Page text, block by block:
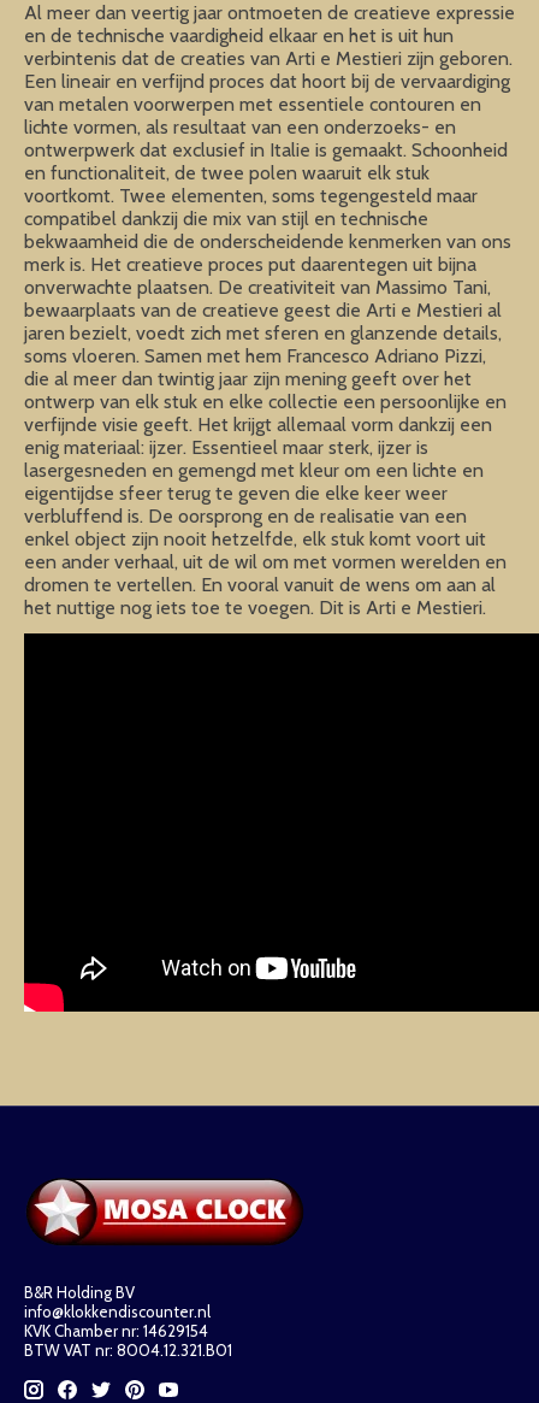
Al meer dan veertig jaar ontmoeten de creatieve expressie
en de technische vaardigheid elkaar en het is uit hun
verbintenis dat de creaties van Arti e Mestieri zijn geboren.
Een lineair en verfijnd proces dat hoort bij de vervaardiging
van metalen voorwerpen met essentiele contouren en
lichte vormen, als resultaat van een onderzoeks- en
ontwerpwerk dat exclusief in Italie is gemaakt. Schoonheid
en functionaliteit, de twee polen waaruit elk stuk
voortkomt. Twee elementen, soms tegengesteld maar
compatibel dankzij die mix van stijl en technische
bekwaamheid die de onderscheidende kenmerken van ons
merk is. Het creatieve proces put daarentegen uit bijna
onverwachte plaatsen. De creativiteit van Massimo Tani,
bewaarplaats van de creatieve geest die Arti e Mestieri al
jaren bezielt, voedt zich met sferen en glanzende details,
soms vloeren. Samen met hem Francesco Adriano Pizzi,
die al meer dan twintig jaar zijn mening geeft over het
ontwerp van elk stuk en elke collectie een persoonlijke en
verfijnde visie geeft. Het krijgt allemaal vorm dankzij een
enig materiaal: ijzer. Essentieel maar sterk, ijzer is
lasergesneden en gemengd met kleur om een lichte en
eigentijdse sfeer terug te geven die elke keer weer
verbluffend is. De oorsprong en de realisatie van een
enkel object zijn nooit hetzelfde, elk stuk komt voort uit
een ander verhaal, uit de wil om met vormen werelden en
dromen te vertellen. En vooral vanuit de wens om aan al
het nuttige nog iets toe te voegen. Dit is Arti e Mestieri.
B&R Holding BV
info@klokkendiscounter.nl
KVK Chamber nr: 14629154
BTW VAT nr: 8004.12.321.B01